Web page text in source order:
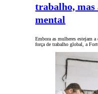
trabalho, mas
mental
Embora as mulheres estejam
força de trabalho global, a